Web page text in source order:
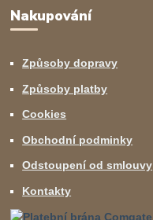
Nakupování
Způsoby dopravy
Způsoby platby
Cookies
Obchodní podminky
Odstoupení od smlouvy
Kontakty